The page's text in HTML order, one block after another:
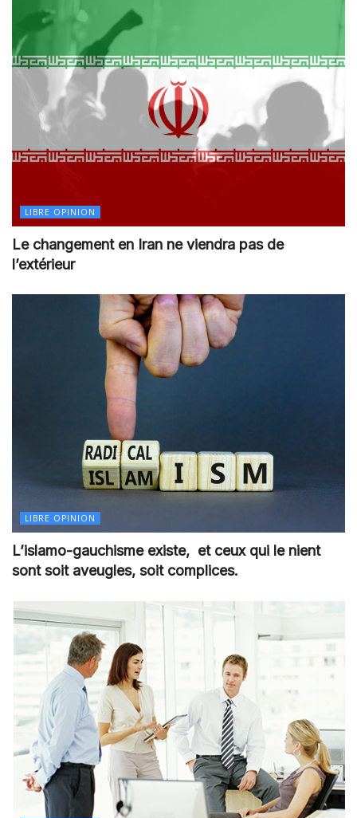
LIBRE OPINION
Le changement en Iran ne viendra pas de
l’extérieur
LIBRE OPINION
L’islamo-gauchisme existe, et ceux qui le nient
sont soit aveugles, soit complices.